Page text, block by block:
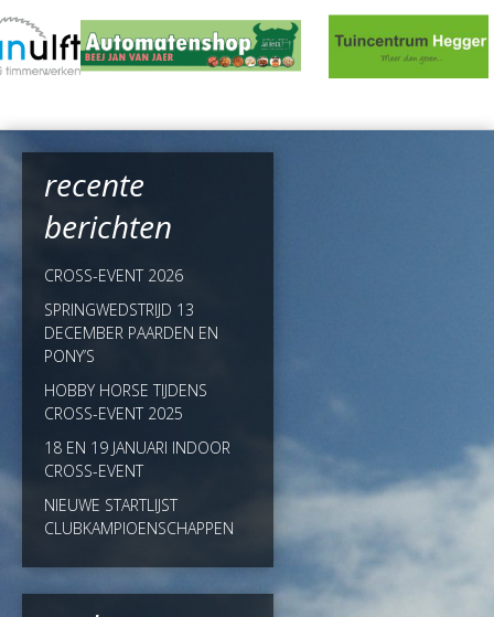
recente
berichten
CROSS-EVENT 2026
SPRINGWEDSTRIJD 13
DECEMBER PAARDEN EN
PONY’S
HOBBY HORSE TIJDENS
CROSS-EVENT 2025
18 EN 19 JANUARI INDOOR
CROSS-EVENT
NIEUWE STARTLIJST
CLUBKAMPIOENSCHAPPEN